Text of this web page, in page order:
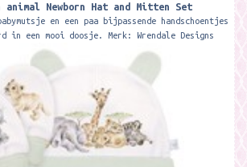
animal Newborn Hat and Mitten Set
en een paa bijpassende handschoentjes
in een mooi doosje. Merk: Wrendale Designs